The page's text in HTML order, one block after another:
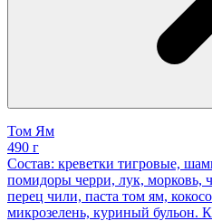
Том Ям
490 г
Состав: креветки тигровые,
помидоры черри, лук, морковь,
перец чили, паста том ям,
микрозелень, куриный бульон.